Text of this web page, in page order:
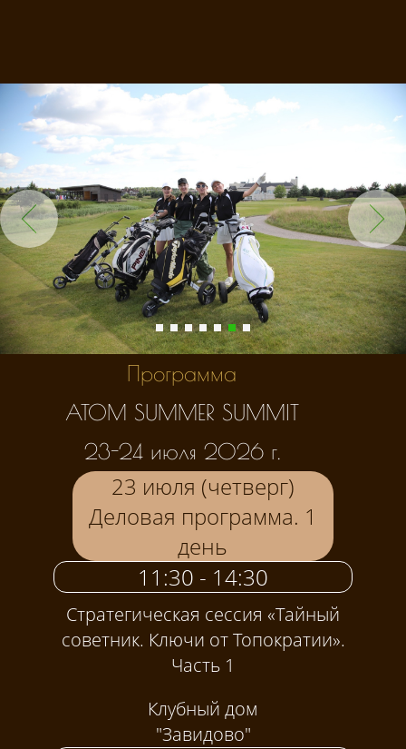
Программа
ATOM SUMMER SUMMIT
23-24 июля 2026 г.
23 июля (четверг)
Деловая программа. 1
день
11:30 - 14:30
Стратегическая сессия «Тайный
советник. Ключи от Топократии».
Часть 1
Клубный дом
"Завидово"